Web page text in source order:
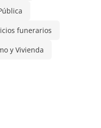
funerarios
y Vivienda